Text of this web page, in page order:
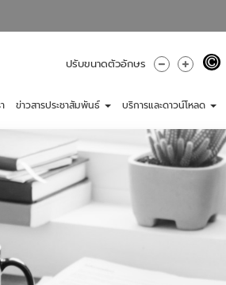
ปรับขนาดตัวอักษร
ข่าวสารประชาสัมพันธ์ บริการและดาวน์โหลด